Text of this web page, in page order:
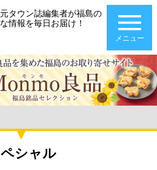
タウン誌編集者が福島の
情報を毎日お届け！
メニュー
シャル